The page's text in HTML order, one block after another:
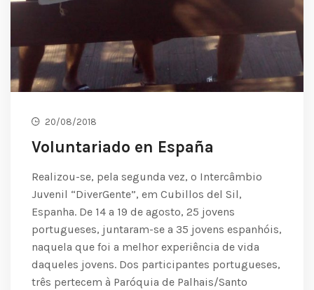
20/08/2018
Voluntariado en España
Realizou-se, pela segunda vez, o Intercâmbio
Juvenil “DiverGente”, em Cubillos del Sil,
Espanha. De 14 a 19 de agosto, 25 jovens
portugueses, juntaram-se a 35 jovens espanhóis,
naquela que foi a melhor experiência de vida
daqueles jovens. Dos participantes portugueses,
três pertecem à Paróquia de Palhais/Santo